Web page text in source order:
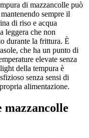
di mazzancolle può
sempre il
di riso e acqua
leggera che non
durante la frittura. È
che ha un punto di
elevate senza
della tempura è
senza sensi di
alimentazione.